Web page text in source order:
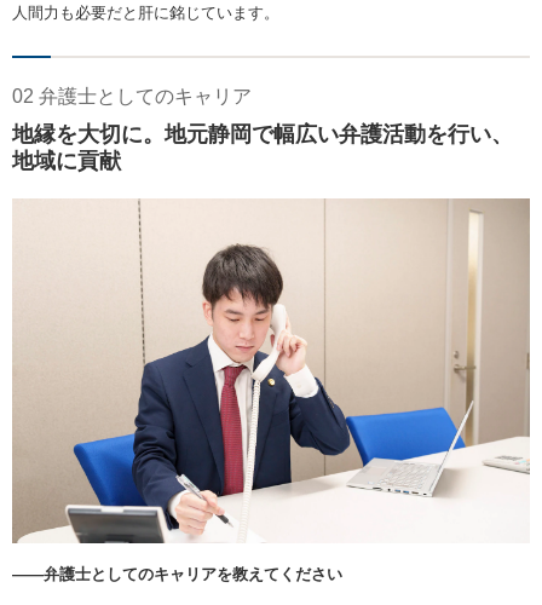
人間力も必要だと肝に銘じています。
02 弁護士としてのキャリア
地縁を大切に。地元静岡で幅広い弁護活動を行い、
地域に貢献
――弁護士としてのキャリアを教えてください